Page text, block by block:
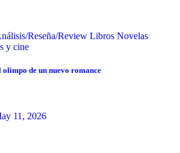
Reseña/Review Libros Novelas
y cine
de un nuevo romance
11, 2026